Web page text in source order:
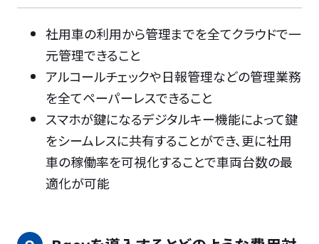
社用車の利用から管理までを全てクラウドで一
元管理できること
アルコールチェックや日報管理などの管理業務
を全てペーパーレスできること
スマホが鍵になるデジタルキー機能によって鍵
をシームレスに共有することができ、更に社用
車の稼働率を可視化することで車両台数の最
適化が可能